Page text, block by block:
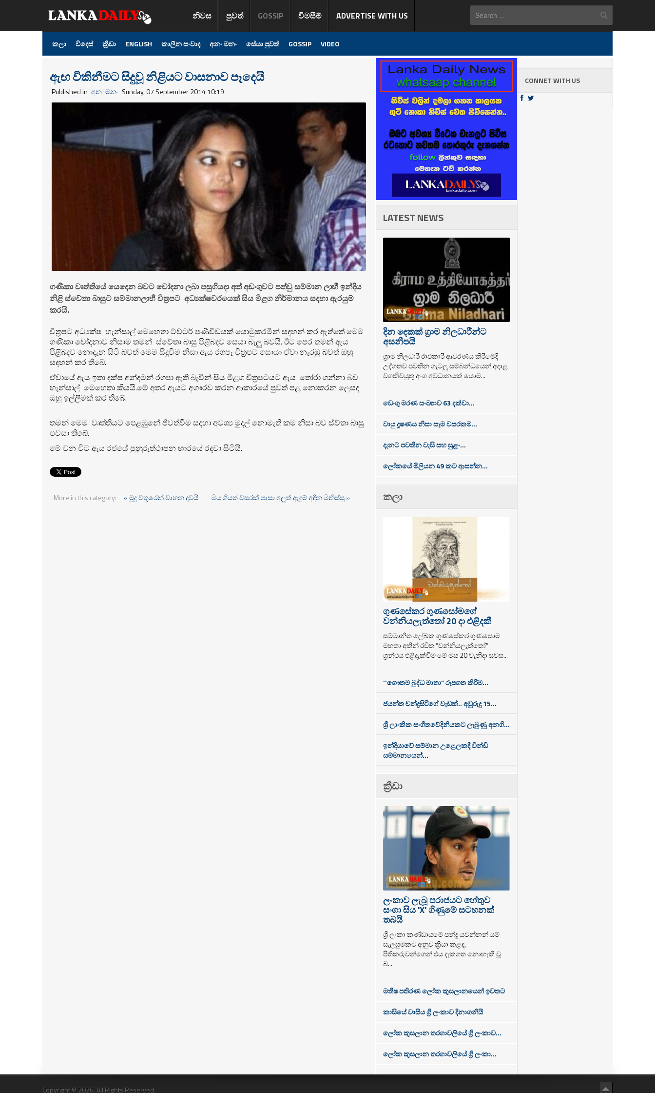
නිවස පුවත් GOSSIP විමසීම් ADVERTISE WITH US
කලා විදෙස් ක්‍රීඩා ENGLISH කාලීන සංවාද අනං මනං සේයා පුවත් GOSSIP VIDEO
ඇඟ විකිනීමට සිදුවූ නිළියට වාසනාව පෑදෙයි
Published in අනං මනං Sunday, 07 September 2014 10:19
ගණිකා වෘත්තියේ යෙදෙන බවට චෝදනා ලබා පසුගියදා අත් අඩංගුවට පත්වු සම්මාන ලාභී ඉන්දිය
නිළි ස්වේතා බාසුට සම්මානලාභී චිත්‍රපට අධ්‍යක්ෂවරයෙක් සිය මීළග නිර්මානය සදහා ඇරයුම්
කරයි.
චිත්‍රපට අධ්‍යක්ෂ හැන්සාල් මෙහෙතා ට්ව්ටර් පණිවිඩයක් යොමුකරමින් සදහන් කර ඇත්තේ මෙම
ගණිකා චෝදනාව නිසාම තමන් ස්වේතා බාසු පිළිබදව සෙයා බැලු බවයි. ඊට පෙර තමන් ඇය
පිළිබදව නොදැන සිටි බවත් මෙම සිදුවීම නිසා ඇය රගපෑ චිත්‍රපට සොයා ඒවා නැරඹු බවත් ඔහු
සදහන් කර තිබේ.
ඒවායේ ඇය ඉතා දක්ෂ අන්දමන් රගපා ඇති බැවින් සිය මීළග චිත්‍රපටයට ඇය තෝරා ගන්නා බව
හැන්සාල් මෙහෙතා කියයි.මේ අතර ඇයට අගෟරව කරන ආකාරයේ පුවත් පළ නොකරන ලෙසද
ඔහු ඉල්ලීමක් කර තිබේ.
තමන් මෙම වෘත්තියට පෙළඹුනේ ජීවත්වීම සදහා අවශ්‍ය මුදල් නොමැති කම නිසා බව ස්ව්තා බාසු
පවසා තිබේ.
මේ වන විට ඇය රජයේ පුනුරුත්ථාපන භාරයේ රදවා සිටියි.
More in this category: « මූදු වතුරෙන් වාහන දුවයි මිය ගියත් වසරක් පාසා අලුත් ඇඳුම් අඳින මිනිස්සු »
LATEST NEWS
දින දෙකක් ග්‍රාම නිලධාරීන්ට
අසනීපයි
ග්‍රාම නිලධාරී රාජකාරී ආවරණය කිරීමේදී
උද්ගතව පවතින ගැටලු සම්බන්ධයෙන් අදාළ
වගකිවයුතු අංශ අවධානයක් යොම...
ඩෙංගු මරණ සංඛ්‍යාව 63 දක්වා...
වායු දූෂණය නිසා සෑම වසරකම...
දැනට පවතින වැසි සහ සුළං...
ලෝකයේ මිලියන 49 කට ආසන්න...
කලා
ගුණසේකර ගුණසෝමගේ
වන්නියලැත්තෝ 20 දා එළිදකී
සම්මානිත ලේඛක ගුණසේකර ගුණසෝම
මහතා අතින් රචිත “වන්නියලැත්තෝ”
ග්‍රන්ථය එළිදැක්වීම මේ මස 20 වැනිදා සවස...
''ගෞතම බුද්ධ මාතා” රූපගත කිරීම...
ජයන්ත චන්ද්‍රසිරිගේ වැඩක්.. අවුරුදු 15...
ශ්‍රී ලාංකික සංගීතවේදිනියකට ලැබුණු අනගි...
ඉන්දියාවේ සම්මාන උළෙලකදී වින්ඩි
සම්මානයෙන්...
ක්‍රීඩා
ලංකාව ලැබූ පරාජයට හේතුව
සංගා සිය 'X' ගිණුමේ සටහනක්
තබයි
ශ්‍රී ලංකා කණ්ඩායමේ පන්දු යවන්නන් යම්
සැලසුමකට අනුව ක්‍රියා කළද,
පිතිකරුවන්ගෙන් එය දැකගත නොහැකි වූ
බ...
මතීෂ පතිරණ ලෝක කුසලානයෙන් ඉවතට
කාසියේ වාසිය ශ්‍රී ලංකාව දිනාගනියි
ලෝක කුසලාන තරගාවලියේ ශ්‍රී ලංකාව...
ලෝක කුසලාන තරගාවලියේ ශ්‍රී ලංකා...
CONNET WITH US
Copyright © 2026. All Rights Reserved.